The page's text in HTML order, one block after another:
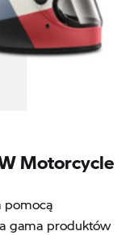
Motorcycle
pomocą
gama produktów